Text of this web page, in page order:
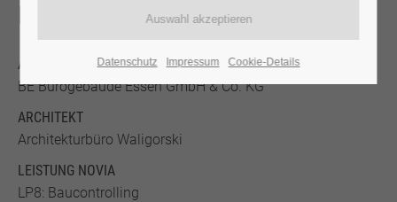
KEYFACTS
AUFTRAGGEBER
BE Bürogebäude Essen GmbH & Co. KG
ARCHITEKT
Architekturbüro Waligorski
LEISTUNG NOVIA
LP8: Baucontrolling
Datenschutz Impressum Cookie-Details